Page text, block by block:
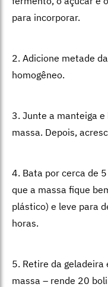
para incorporar.
2. Adicione metade
homogêneo.
3. Junte a manteiga
massa. Depois,
4. Bata por cerca de
que a massa fique
plástico) e leve para
horas.
5. Retire da geladeira
massa – rende 20